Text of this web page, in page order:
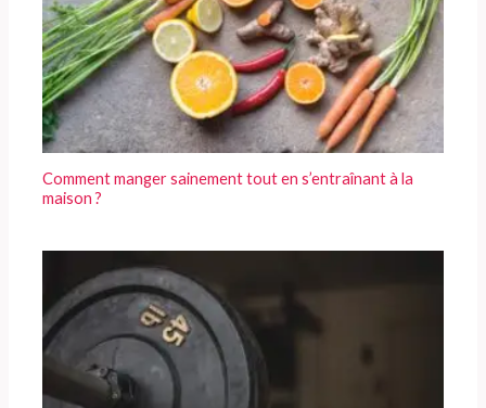
Comment manger sainement tout en s’entraînant à la
maison ?